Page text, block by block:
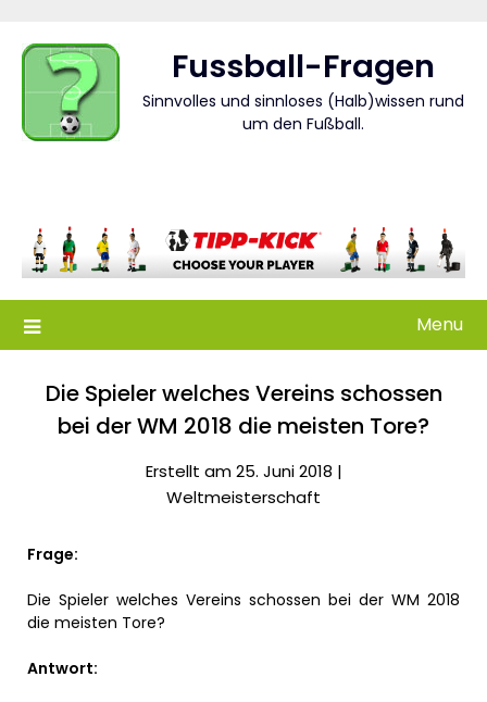
content
Fussball-Fragen
Sinnvolles und sinnloses (Halb)wissen rund
um den Fußball.
Menu
Die Spieler welches Vereins schossen
bei der WM 2018 die meisten Tore?
Erstellt am 25. Juni 2018 |
Weltmeisterschaft
Frage:
Die Spieler welches Vereins schossen bei der WM 2018
die meisten Tore?
Antwort: